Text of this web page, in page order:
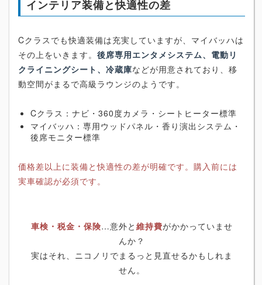
インテリア装備と快適性の差
Cクラスでも快適装備は充実していますが、マイバッハは
その上をいきます。 後席専用エンタメシステム、電動リ
クライニングシート、冷蔵庫などが用意されており、移
動空間がまるで高級ラウンジのようです。
Cクラス：ナビ・360度カメラ・シートヒーター標準
マイバッハ：専用ウッドパネル・香り演出システム・
後席モニター標準
価格差以上に装備と快適性の差が明確です。購入前には
実車確認が必須です。
車検・税金・保険…意外と 維持費がかかっていませ
んか？
実はそれ、ニコノリでまるっと見直せるかもしれま
せん。